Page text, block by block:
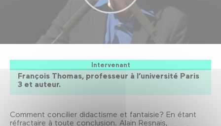
Intervenant
François Thomas, professeur à l’université Paris
3 et auteur.
Comment concilier didactisme et fantaisie? En étant
réfractaire à toute conclusion. Alain Resnais,